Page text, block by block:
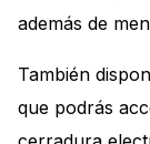
además de
También
que podrás